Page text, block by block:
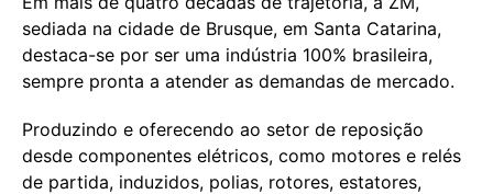
sediada na cidade de Brusque, em Santa Catarina,
destaca-se por ser uma indústria 100% brasileira,
sempre pronta a atender as demandas de mercado.
Produzindo e oferecendo ao setor de reposição
desde componentes elétricos, como motores e relés
de partida, induzidos, polias, rotores, estatores,